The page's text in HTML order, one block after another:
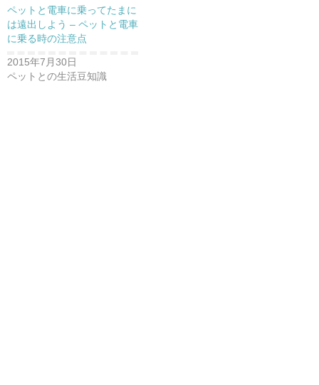
ペットと電車に乗ってたまに
は遠出しよう – ペットと電車
に乗る時の注意点
2015年7月30日
ペットとの生活豆知識